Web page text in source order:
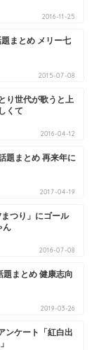
2016-11-25
題まとめ メリー七
2015-07-08
り世代が歌うと上
くて
2016-04-12
題まとめ 再来年に
2017-04-19
まつり」にゴール
ん
2016-07-08
まとめ 健康志向
2019-03-26
ンケート「紅白出